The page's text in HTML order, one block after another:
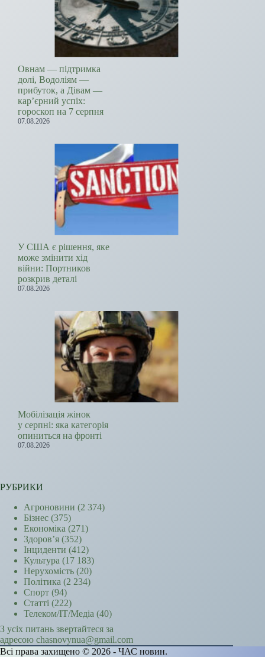
Овнам — підтримка
долі, Водоліям —
прибуток, а Дівам —
кар’єрний успіх:
гороскоп на 7 серпня
07.08.2026
У США є рішення, яке
може змінити хід
війни: Портников
розкрив деталі
07.08.2026
Мобілізація жінок
у серпні: яка категорія
опиниться на фронті
07.08.2026
РУБРИКИ
Агроновини (2 374)
Бізнес (375)
Економіка (271)
Здоров’я (352)
Інциденти (412)
Культура (17 183)
Нерухомість (20)
Політика (2 234)
Спорт (94)
Статті (222)
Телеком/ІТ/Медіа (40)
З усіх питань звертайтеся за
адресою chasnovynua@gmail.com
Всі права захищено © 2026 - ЧАС новин.